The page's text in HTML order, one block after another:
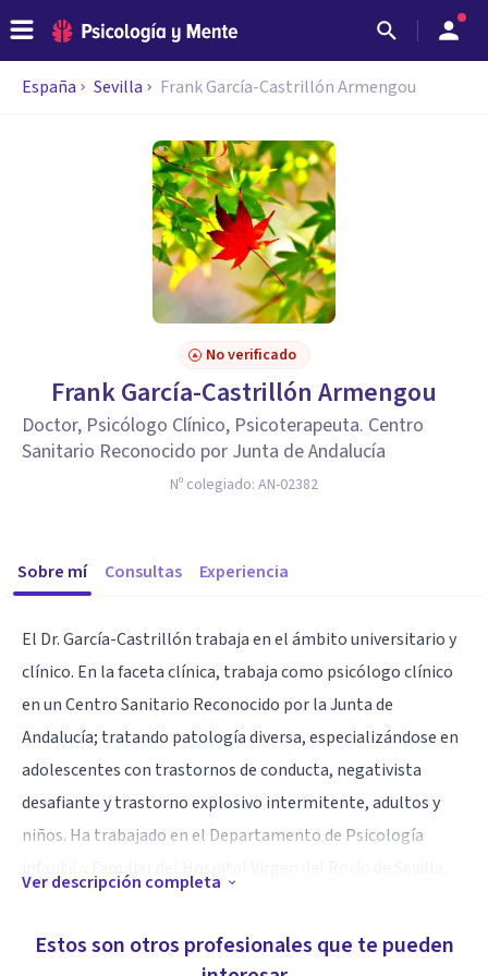
España Sevilla Frank García-Castrillón Armengou
No verificado
Frank García-Castrillón Armengou
Doctor, Psicólogo Clínico, Psicoterapeuta. Centro
Sanitario Reconocido por Junta de Andalucía
Nº colegiado: AN-02382
Sobre mí Consultas Experiencia
El Dr. García-Castrillón trabaja en el ámbito universitario y
clínico. En la faceta clínica, trabaja como psicólogo clínico
en un Centro Sanitario Reconocido por la Junta de
Andalucía; tratando patología diversa, especializándose en
adolescentes con trastornos de conducta, negativista
desafiante y trastorno explosivo intermitente, adultos y
niños. Ha trabajado en el Departamento de Psicología
asignaturas de Psicopatología I y Técnicas de entrevista
clínica. Ha sido profesor en el Máster de Psicología General
Ver descripción completa
Estos son otros profesionales que te pueden